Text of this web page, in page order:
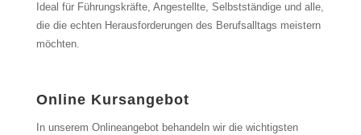
Ideal für Führungskräfte, Angestellte, Selbstständige und alle,
die die echten Herausforderungen des Berufsalltags meistern
möchten.
Online Kursangebot
In unserem Onlineangebot behandeln wir die wichtigsten